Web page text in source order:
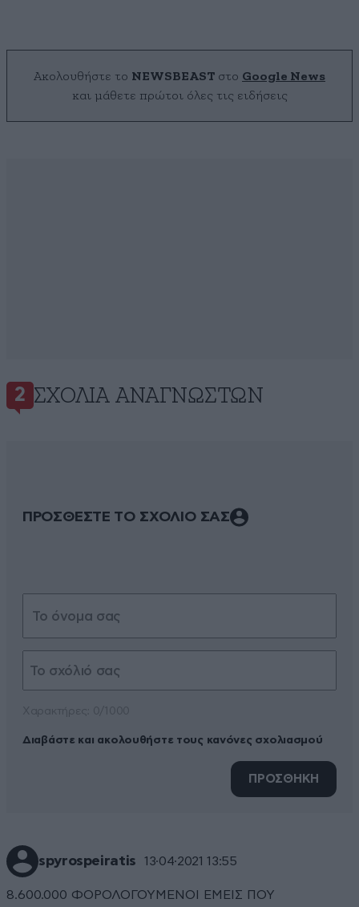
Ακολουθήστε το NEWSBEAST στο Google News
και μάθετε πρώτοι όλες τις ειδήσεις
2 ΣΧΌΛΙΑ ΑΝΑΓΝΩΣΤΏΝ
ΠΡΟΣΘΕΣΤΕ ΤΟ ΣΧΟΛΙΟ ΣΑΣ
Διαβάστε και ακολουθήστε τους κανόνες σχολιασμού
ΠΡΟΣΘΗΚΗ
spyrospeiratis 13·04·2021 13:55
8.600.000 ΦΟΡΟΛΟΓΟΥΜΕΝΟΙ ΕΜΕΙΣ ΠΟΥ